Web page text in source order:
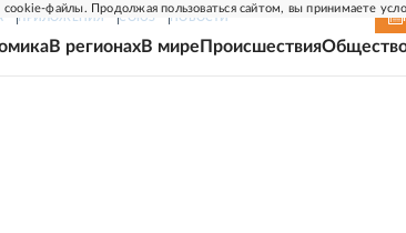
файлы. Продолжая пользоваться сайтом, вы принимаете
ПРИЛОЖЕНИЯ СОЮЗ НОВОСТИ
В регионахВ мире Происшествия